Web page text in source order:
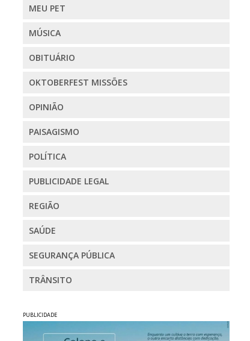
MEU PET
MÚSICA
OBITUÁRIO
OKTOBERFEST MISSÕES
OPINIÃO
PAISAGISMO
POLÍTICA
PUBLICIDADE LEGAL
REGIÃO
SAÚDE
SEGURANÇA PÚBLICA
TRÂNSITO
PUBLICIDADE